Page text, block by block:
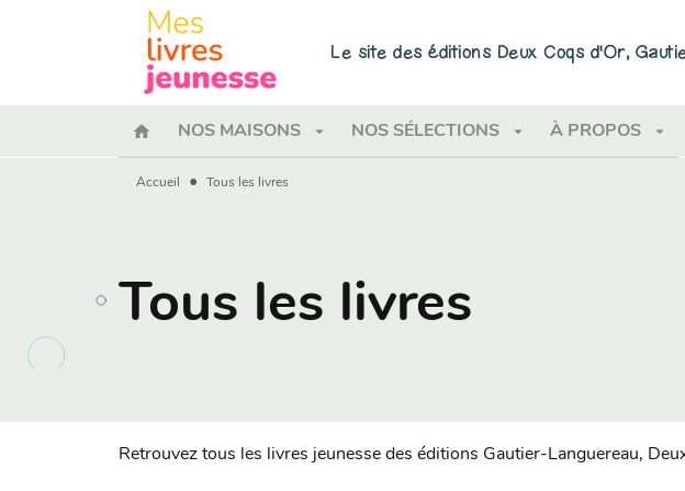
MENU
Le site des éditions Deux Coqs d'Or,
home NOS MAISONS arrow_drop_down NOS SÉLECTIONS arrow_drop_down À PROPOS arrow_drop_down
Accueil • Tous les livres
Tous les livres
Retrouvez tous les livres jeunesse des éditions Gautier-Languereau,